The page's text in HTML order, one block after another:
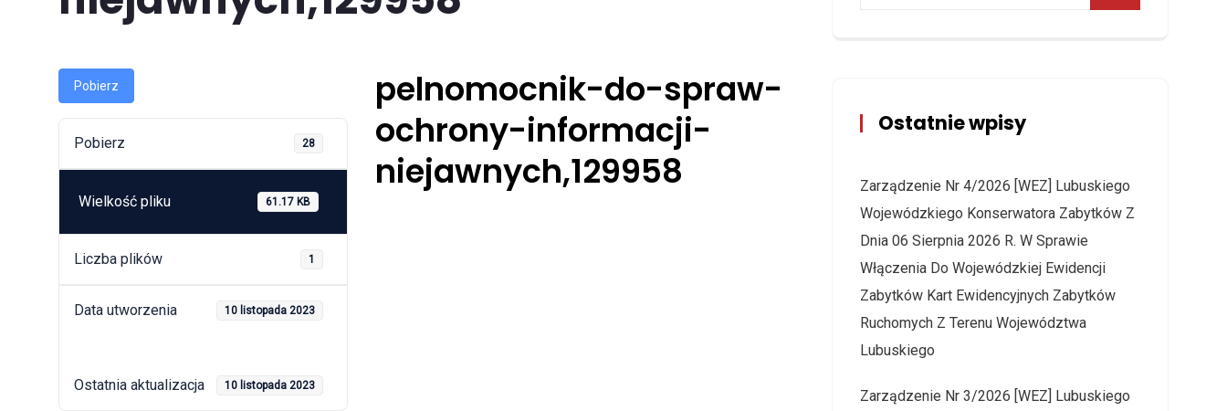
Pobierz
Pobierz 28
Wielkość pliku 61.17 KB
Liczba plików 1
Data utworzenia 10 listopada 2023
Ostatnia aktualizacja 10 listopada 2023
pelnomocnik-do-spraw-
ochrony-informacji-
niejawnych,129958
Ostatnie wpisy
Zarządzenie Nr 4/2026 [WEZ] Lubuskiego
Wojewódzkiego Konserwatora Zabytków Z
Dnia 06 Sierpnia 2026 R. W Sprawie
Włączenia Do Wojewódzkiej Ewidencji
Zabytków Kart Ewidencyjnych Zabytków
Ruchomych Z Terenu Województwa
Lubuskiego
Zarządzenie Nr 3/2026 [WEZ] Lubuskiego